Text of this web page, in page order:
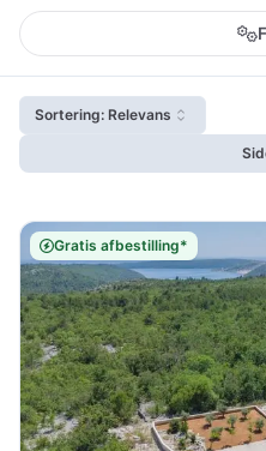
Sortering: Relevans
Gratis afbestilling*